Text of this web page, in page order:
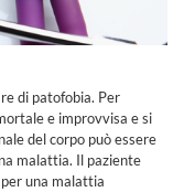
di patofobia. Per
e improvvisa e si
del corpo può essere
malattia. Il paziente
una malattia